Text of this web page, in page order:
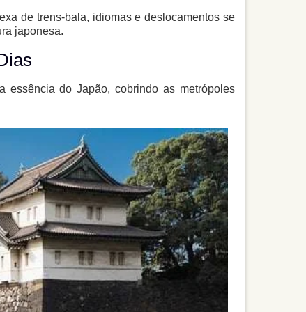
de trens-bala, idiomas e deslocamentos se
japonesa.
essência do Japão, cobrindo as metrópoles